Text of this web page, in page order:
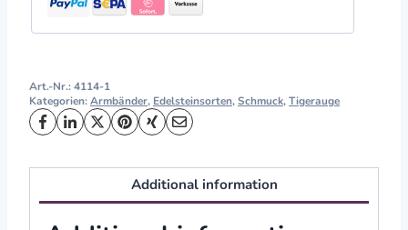
Art.-Nr.:4114-1
Kategorien:Armbänder, Edelsteinsorten,Schmuck,Tigerauge
Additional information